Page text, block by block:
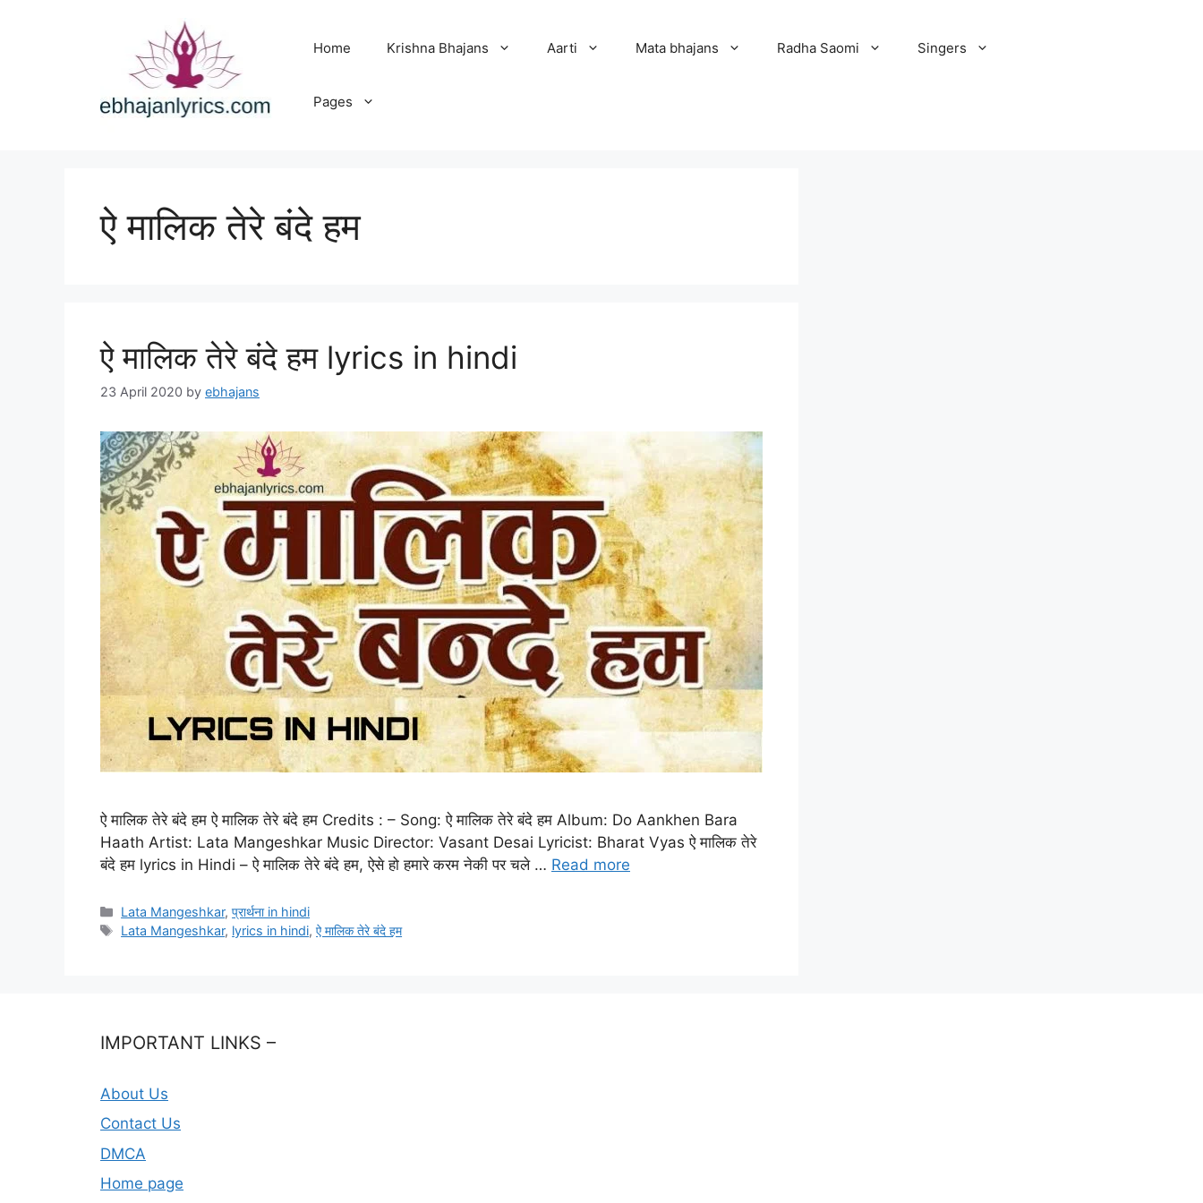
Home Krishna Bhajans Aarti Mata bhajans Radha Saomi Singers
Pages
ऐ मालिक तेरे बंदे हम
ऐ मालिक तेरे बंदे हम lyrics in hindi
23 April 2020 by ebhajans
ऐ मालिक तेरे बंदे हम ऐ मालिक तेरे बंदे हम Credits : – Song: ऐ मालिक तेरे बंदे हम Album: Do Aankhen Bara
Haath Artist: Lata Mangeshkar Music Director: Vasant Desai Lyricist: Bharat Vyas ऐ मालिक तेरे
बंदे हम lyrics in Hindi – ऐ मालिक तेरे बंदे हम, ऐसे हो हमारे करम नेकी पर चले … Read more
Categories
Lata Mangeshkar,प्रार्थना in hindi
Tags
Lata Mangeshkar, lyrics in hindi,ऐ मालिक तेरे बंदे हम
IMPORTANT LINKS –
About Us
Contact Us
DMCA
Home page